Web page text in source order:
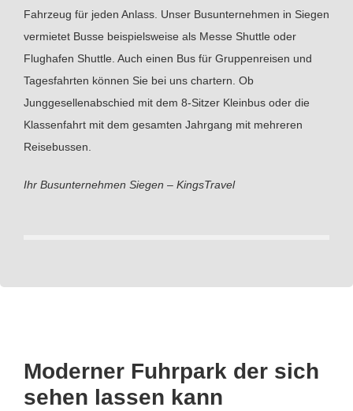
Fahrzeug für jeden Anlass. Unser Busunternehmen in Siegen
vermietet Busse beispielsweise als Messe Shuttle oder
Flughafen Shuttle. Auch einen Bus für Gruppenreisen und
Tagesfahrten können Sie bei uns chartern. Ob
Junggesellenabschied mit dem 8-Sitzer Kleinbus oder die
Klassenfahrt mit dem gesamten Jahrgang mit mehreren
Reisebussen.
Ihr Busunternehmen Siegen – KingsTravel
Moderner Fuhrpark der sich
sehen lassen kann